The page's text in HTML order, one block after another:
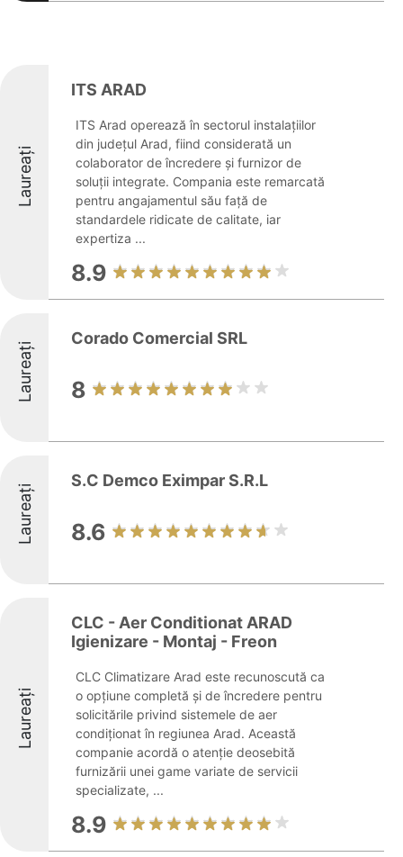
Laureați
ITS ARAD
ITS Arad operează în sectorul instalațiilor
din județul Arad, fiind considerată un
colaborator de încredere și furnizor de
soluții integrate. Compania este remarcată
pentru angajamentul său față de
standardele ridicate de calitate, iar
expertiza ...
8.9
Laureați
Corado Comercial SRL
8
Laureați
S.C Demco Eximpar S.R.L
8.6
Laureați
CLC - Aer Conditionat ARAD
Igienizare - Montaj - Freon
CLC Climatizare Arad este recunoscută ca
o opțiune completă și de încredere pentru
solicitările privind sistemele de aer
condiționat în regiunea Arad. Această
companie acordă o atenție deosebită
furnizării unei game variate de servicii
specializate, ...
8.9